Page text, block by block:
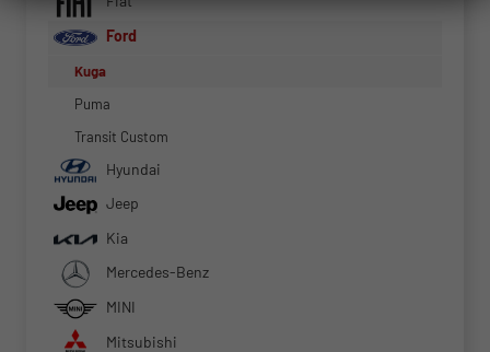
Ford
Kuga
Puma
Transit Custom
Hyundai
Jeep
Kia
Mercedes-Benz
MINI
Mitsubishi